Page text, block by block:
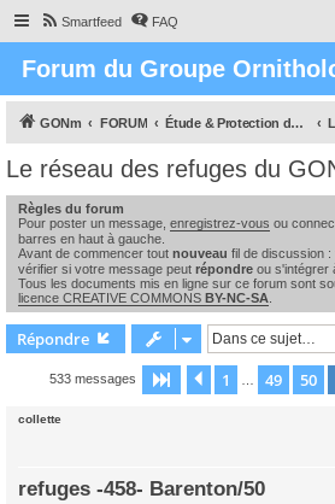
Smartfeed FAQ
Forum du Groupe
GONm FORUM Étude & Protection des Oiseaux et de leurs milieux en Normandie
Le réseau des refuges du
Règles du forum
Pour poster un message, enregistrez-vous ou
barres en haut à gauche.
Avant de commencer tout nouveau fil de discussion
vérifier si votre message peut répondre ou s'intégrer
Tous les documents mis en ligne sur ce forum sont
licence CREATIVE COMMONS BY-NC-SA
Répondre
533 messages Page 51 sur 54
Précédente
1 49 50
collette
refuges -458- Barenton/50